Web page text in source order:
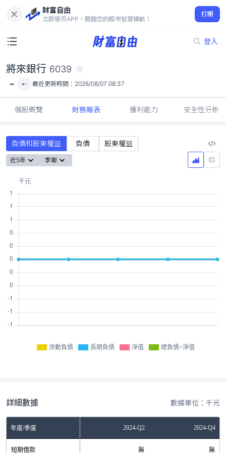
財富自由
立即使用APP，開啟您的股市智慧導航！
打開
登入
-
將來銀行 6039
- - 最近更新時間： 2026/08/07 08:37
個股概覽 財務報表 獲利能力 安全性分析
負債和股東權益 負債 股東權益
近5年 季報
流動負債 長期負債 淨值 總負債+淨值
詳細數據 數據單位：千元
年度/季度 2024-Q2 2024-Q4
短期借款 無 無